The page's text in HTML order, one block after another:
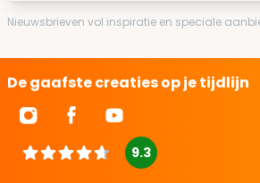
Nieuwsbrieven vol inspiratie en speciale
De gaafste creaties op je tijdlijn
9.3